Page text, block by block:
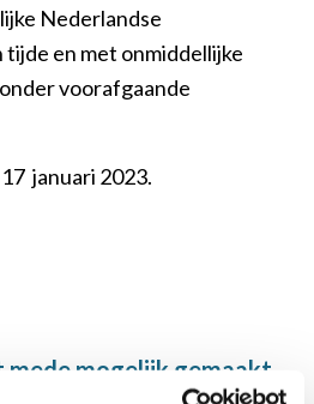
Nederlandse
tijde en met onmiddellijke
voorafgaande
januari 2023.
mede mogelijk gemaakt